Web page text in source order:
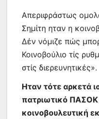
Απεριφράστως
Σημίτη ηταν η
Δέν νόμιζε πώς
Κοινοβούλιο τίς
στίς διερευνητικές».
Ηταν τότε αρκετά
πατριωτικό ΠΑΣΟΚ
κοινοβουλευτική